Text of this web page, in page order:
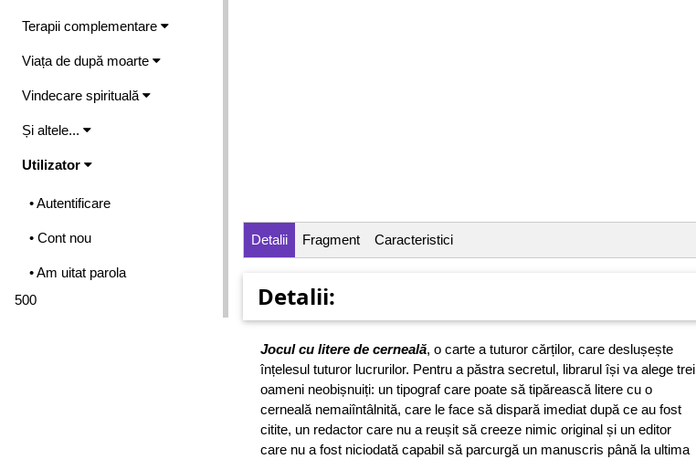
Terapii complementare
Viața de după moarte
Vindecare spirituală
Și altele...
Utilizator
• Autentificare
• Cont nou
• Am uitat parola
500
Detalii Fragment Caracteristici
Detalii:
Jocul cu litere de cerneală, o carte a tuturor cărților, care deslușește
înțelesul tuturor lucrurilor. Pentru a păstra secretul, librarul își va alege trei
oameni neobișnuiți: un tipograf care poate să tipărească litere cu o
cerneală nemaiîntâlnită, care le face să dispară imediat după ce au fost
citite, un redactor care nu a reușit să creeze nimic original și un editor
care nu a fost niciodată capabil să parcurgă un manuscris până la ultima